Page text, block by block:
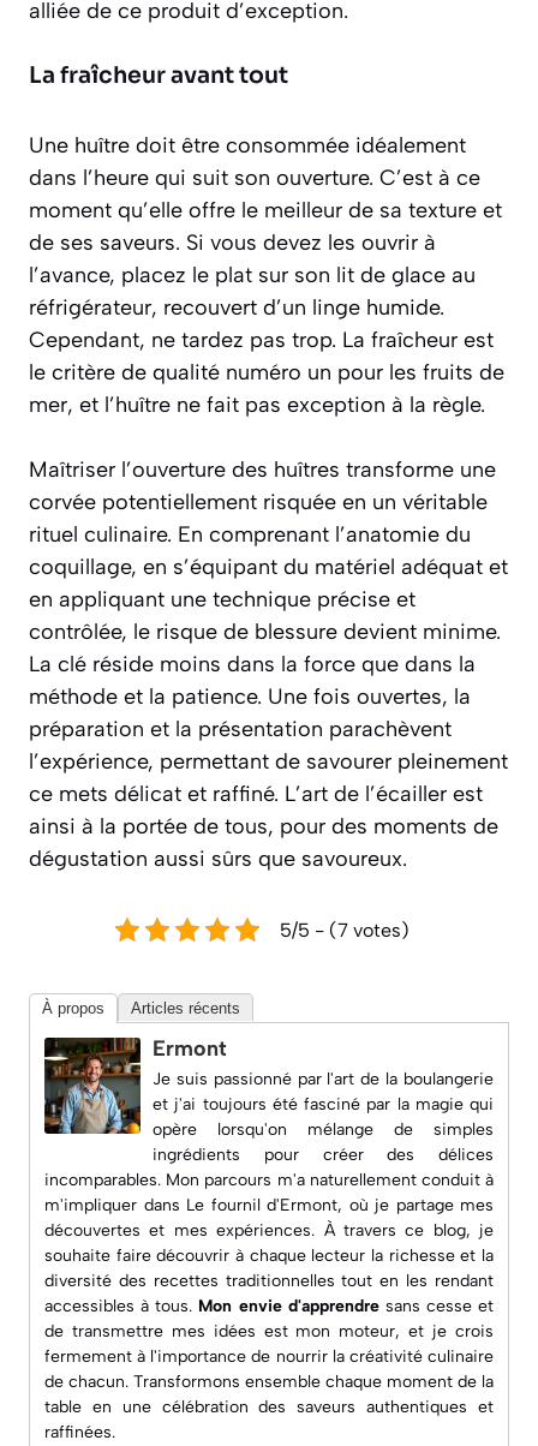
alliée de ce produit d’exception.
La fraîcheur avant tout
Une huître doit être consommée idéalement
dans l’heure qui suit son ouverture. C’est à ce
moment qu’elle offre le meilleur de sa texture et
de ses saveurs. Si vous devez les ouvrir à
l’avance, placez le plat sur son lit de glace au
réfrigérateur, recouvert d’un linge humide.
Cependant, ne tardez pas trop. La fraîcheur est
le critère de qualité numéro un pour les fruits de
mer, et l’huître ne fait pas exception à la règle.
Maîtriser l’ouverture des huîtres transforme une
corvée potentiellement risquée en un véritable
rituel culinaire. En comprenant l’anatomie du
coquillage, en s’équipant du matériel adéquat et
en appliquant une technique précise et
contrôlée, le risque de blessure devient minime.
La clé réside moins dans la force que dans la
méthode et la patience. Une fois ouvertes, la
préparation et la présentation parachèvent
l’expérience, permettant de savourer pleinement
ce mets délicat et raffiné. L’art de l’écailler est
ainsi à la portée de tous, pour des moments de
dégustation aussi sûrs que savoureux.
5/5 - (7 votes)
À propos Articles récents
Ermont
Je suis passionné par l'art de la boulangerie
et j'ai toujours été fasciné par la magie qui
opère lorsqu'on mélange de simples
ingrédients pour créer des délices
incomparables. Mon parcours m'a naturellement conduit à
m'impliquer dans Le fournil d'Ermont, où je partage mes
découvertes et mes expériences. À travers ce blog, je
souhaite faire découvrir à chaque lecteur la richesse et la
diversité des recettes traditionnelles tout en les rendant
accessibles à tous. Mon envie d'apprendresans cesse et
de transmettre mes idées est mon moteur, et je crois
fermement à l'importance de nourrir la créativité culinaire
de chacun. Transformons ensemble chaque moment de la
table en une célébration des saveurs authentiques et
raffinées.